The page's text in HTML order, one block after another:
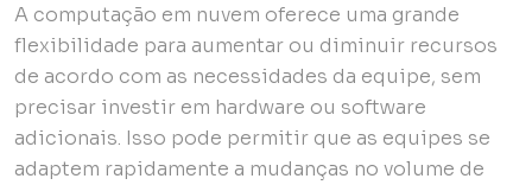
A computação em nuvem oferece uma grande
flexibilidade para aumentar ou diminuir recursos
de acordo com as necessidades da equipe, sem
precisar investir em hardware ou software
adicionais. Isso pode permitir que as equipes se
adaptem rapidamente a mudanças no volume de